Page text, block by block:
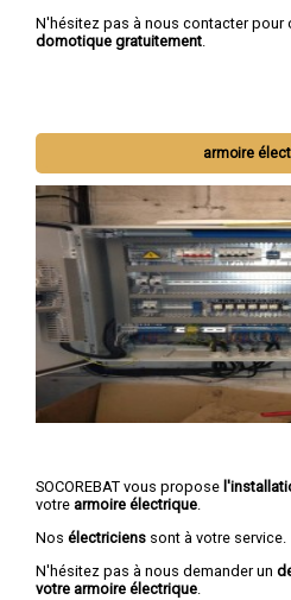
N'hésitez pas à nous contacter pour
domotique gratuitement
armoire
SOCOREBAT vous propose
votre armoire électrique.
Nos électriciens sont à votre service.
N'hésitez pas à nous demander un
votre armoire électrique